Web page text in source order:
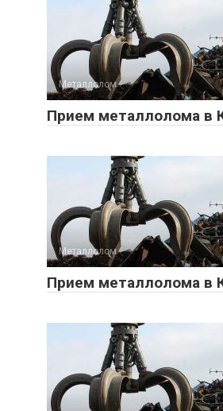
Металлолом
Прием металлолома в
Металлолом
Прием металлолома в